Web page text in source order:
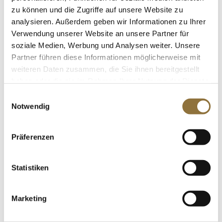
zu können und die Zugriffe auf unsere Website zu
analysieren. Außerdem geben wir Informationen zu Ihrer
Verwendung unserer Website an unsere Partner für
soziale Medien, Werbung und Analysen weiter. Unsere
Partner führen diese Informationen möglicherweise mit
weiteren Daten zusammen, die Sie ihnen bereitgestellt
Notwendig
Präferenzen
Statistiken
Marketing
LEBENSMITTELKENNZEICHNUNGEN
Oberflächenbehandlungsmittel, 110 g
Art.Nr.:31918
Produkt nur für Gastronomiekunden verfügbar.